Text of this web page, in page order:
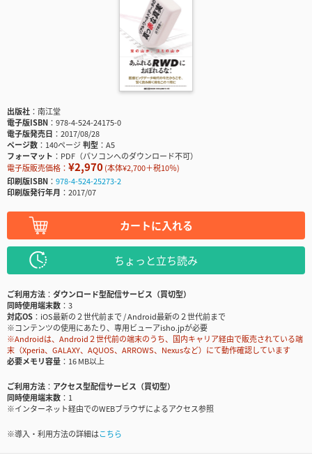
出版社
南江堂
電子版ISBN
978-4-524-24175-0
電子版発売日
2017/08/28
ページ数
140ページ判型
A5
フォーマット
PDF（パソコンへのダウンロード不可）
電子版販売価格： ¥2,970(本体¥2,700＋税10％)
印刷版ISBN
978-4-524-25273-2
印刷版発行年月
2017/07
カートに入れる
ちょっと立ち読み
ご利用方法
ダウンロード型配信サービス（買切型）
同時使用端末数
3
対応OS
iOS最新の２世代前まで / Android最新の２世代前まで
※コンテンツの使用にあたり、専用ビューアisho.jpが必要
※Androidは、Android２世代前の端末のうち、国内キャリア経由で販売されている端
末（Xperia、GALAXY、AQUOS、ARROWS、Nexusなど）にて動作確認しています
必要メモリ容量
16 MB以上
ご利用方法
アクセス型配信サービス（買切型）
同時使用端末数
1
※インターネット経由でのWEBブラウザによるアクセス参照
※導入・利用方法の詳細はこちら